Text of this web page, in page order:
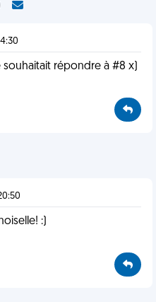
répondre à #8 x)
:)